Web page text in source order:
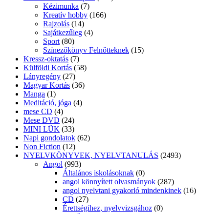
Kézimunka (7)
Kreatív hobby (166)
Rajzolás (14)
Sajátkezűleg (4)
Sport (80)
Színezőkönyv Felnőtteknek (15)
Kressz-oktatás (7)
Külföldi Kortás (58)
Lányregény (27)
Magyar Kortás (36)
Manga (1)
Meditáció, jóga (4)
mese CD (4)
Mese DVD (24)
MINI LÜK (33)
Napi gondolatok (62)
Non Fiction (12)
NYELVKÖNYVEK, NYELVTANULÁS (2493)
Angol (993)
Általános iskolásoknak (0)
angol könnyített olvasmányok (287)
angol nyelvtani gyakorló mindenkinek (16)
CD (27)
Érettségihez, nyelvvizsgához (0)